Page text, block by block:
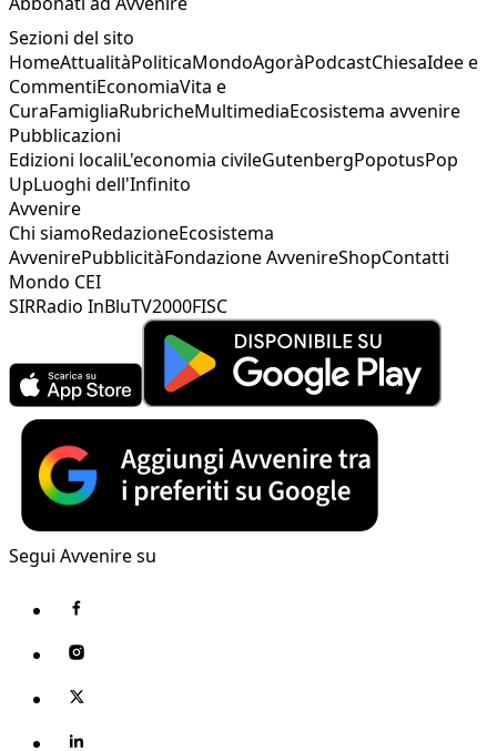
Sezioni del sito
HomeAttualitàPoliticaMondoAgoràPodcastChiesaIdee e
CommentiEconomiaVita e
CuraFamigliaRubricheMultimediaEcosistema avvenire
Pubblicazioni
Edizioni localiL'economia civileGutenbergPopotusPop
UpLuoghi dell'Infinito
Avvenire
Chi siamoRedazioneEcosistema
AvvenirePubblicitàFondazione AvvenireShopContatti
Mondo CEI
SIRRadio InBluTV2000FISC
Segui Avvenire su